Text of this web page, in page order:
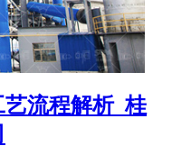
流程解析_桂